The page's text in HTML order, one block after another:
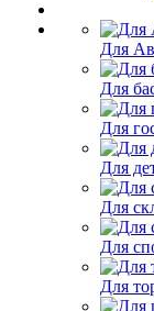
Для
Для
Для
Для
Для
Для
Для